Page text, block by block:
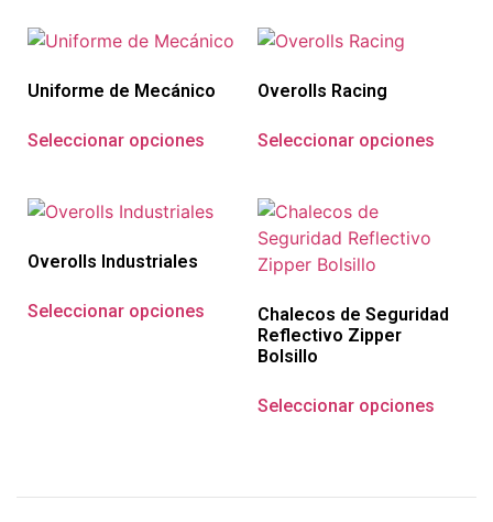
Uniforme de Mecánico
Seleccionar opciones
Overolls Racing
Seleccionar opciones
Overolls Industriales
Seleccionar opciones
Chalecos de Seguridad
Reflectivo Zipper
Bolsillo
Seleccionar opciones